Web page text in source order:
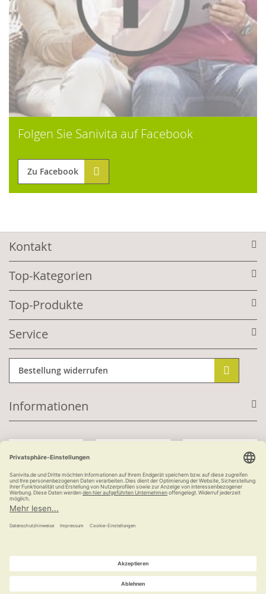
Folgen Sie Sanivita auf Facebook
Zu Facebook
Kontakt
Top-Kategorien
Top-Produkte
Service
Bestellung widerrufen
Informationen
Kauf auf Rechnung
versandkostenfrei